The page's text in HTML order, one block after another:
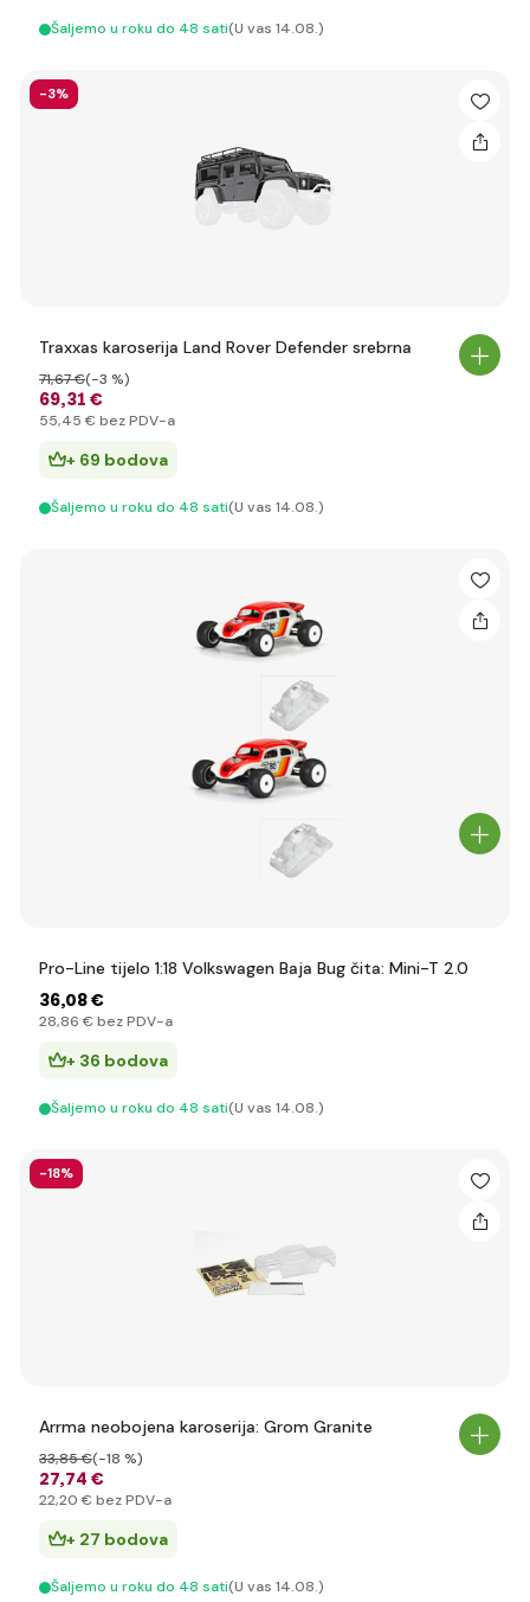
Šaljemo u roku do 48 sati(U vas 14.08.)
-3%
Traxxas karoserija Land Rover Defender srebrna
69,31 €
71,67 €(-3 %)
55,45 € bez PDV-a
+ 69 bodova
Šaljemo u roku do 48 sati(U vas 14.08.)
Pro-Line tijelo 1:18 Volkswagen Baja Bug čita: Mini-T 2.0
36,08 €
28,86 € bez PDV-a
+ 36 bodova
Šaljemo u roku do 48 sati(U vas 14.08.)
-18%
Arrma neobojena karoserija: Grom Granite
27,74 €
33,85 €(-18 %)
22,20 € bez PDV-a
+ 27 bodova
Šaljemo u roku do 48 sati(U vas 14.08.)